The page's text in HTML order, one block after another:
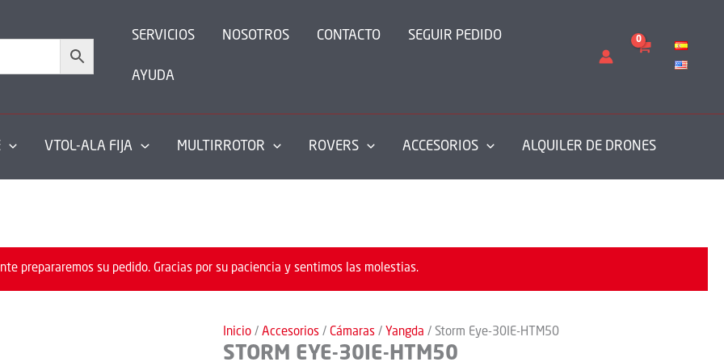
SERVICIOS NOSOTROS CONTACTO SEGUIR PEDIDO
AYUDA
VTOL-ALA FIJA MULTIRROTOR ROVERS ACCESORIOS ALQUILER DE DRONES
prepararemos su pedido. Gracias por su paciencia y sentimos las molestias.
Inicio /Accesorios /Cámaras / Yangda / Storm Eye-30IE-HTM50
STORM EYE-30IE-HTM50